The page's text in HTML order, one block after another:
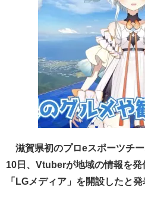
滋賀県初のプロeスポーツチ
10日、Vtuberが地域の情報を
「LGメディア」を開設したと発